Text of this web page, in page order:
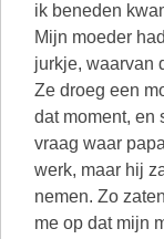
ik beneden
Mijn moeder
jurkje, waarvan
Ze droeg een
dat moment, en
vraag waar
werk, maar hij
nemen. Zo
me op dat mijn